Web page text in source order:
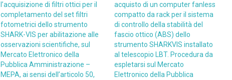
l’acquisizione di filtri ottici per il
completamento del set filtri
fotometrici dello strumento
SHARK-VIS per abilitazione alle
osservazioni scientifiche, sul
Mercato Elettronico della
Pubblica Amministrazione –
MEPA, ai sensi dell’articolo 50,
acquisto di un computer fanless
compatto da rack per il sistema
di controllo della stabilità del
fascio ottico (ABS) dello
strumento SHARKVIS installato
al telescopio LBT. Procedura da
espletarsi sul Mercato
Elettronico della Pubblica